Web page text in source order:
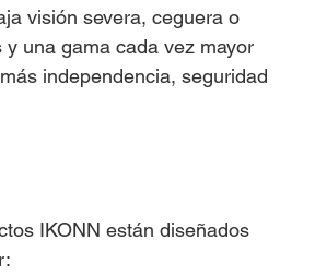
visión severa, ceguera o
una gama cada vez mayor
independencia, seguridad
IKONN están diseñados